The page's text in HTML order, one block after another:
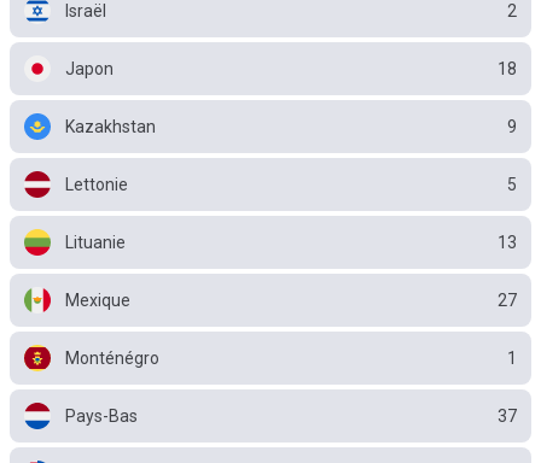
Israël 2
Japon 18
Kazakhstan 9
Lettonie 5
Lituanie 13
Mexique 27
Monténégro 1
Pays-Bas 37